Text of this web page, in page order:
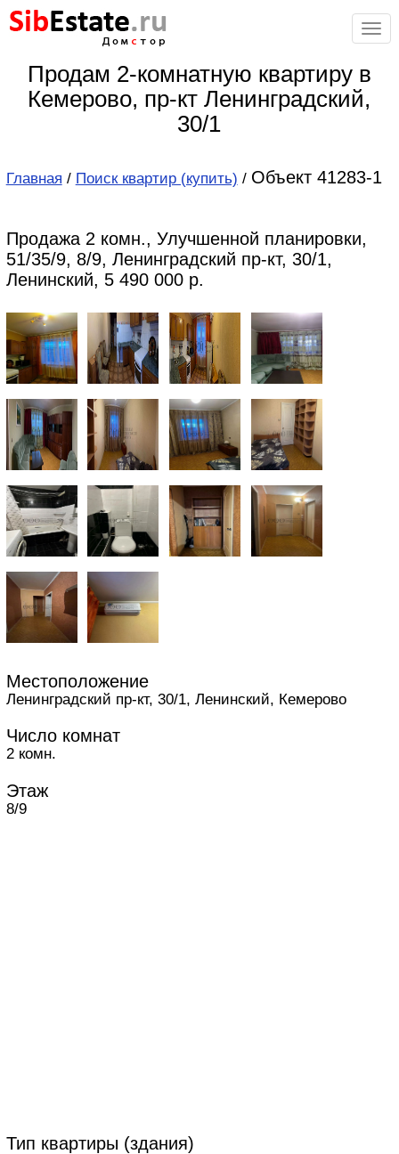
SibEstate.ru
стор
Продам 2-комнатную квартиру в
Кемерово, пр-кт Ленинградский,
30/1
Главная / Поиск квартир (купить) / Объект 41283-1
Продажа 2 комн., Улучшенной планировки,
51/35/9, 8/9, Ленинградский пр-кт, 30/1,
Ленинский, 5 490 000 р.
Местоположение
Ленинградский пр-кт, 30/1, Ленинский, Кемерово
Число комнат
2 комн.
Этаж
8/9
Тип квартиры (здания)